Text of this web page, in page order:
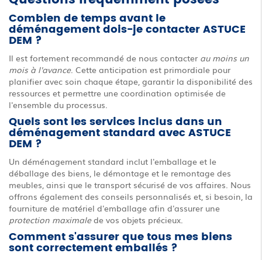
Combien de temps avant le
déménagement dois-je contacter ASTUCE
DEM ?
Il est fortement recommandé de nous contacter au moins un
mois à l'avance. Cette anticipation est primordiale pour
planifier avec soin chaque étape, garantir la disponibilité des
ressources et permettre une coordination optimisée de
l'ensemble du processus.
Quels sont les services inclus dans un
déménagement standard avec ASTUCE
DEM ?
Un déménagement standard inclut l'emballage et le
déballage des biens, le démontage et le remontage des
meubles, ainsi que le transport sécurisé de vos affaires. Nous
offrons également des conseils personnalisés et, si besoin, la
fourniture de matériel d'emballage afin d'assurer une
protection maximalede vos objets précieux.
Comment s'assurer que tous mes biens
sont correctement emballés ?